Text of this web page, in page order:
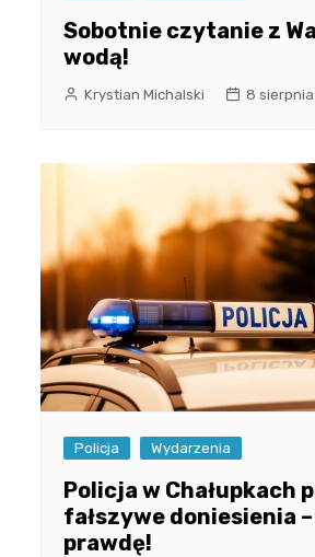
Sobotnie czytanie z
wodą!
Krystian Michalski 8
Policja Wydarzenia
Policja w Chałupkach
fałszywe doniesienia
prawdę!